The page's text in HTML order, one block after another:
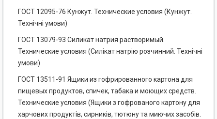
ГОСТ 12095-76 Кунжут. Технические условия (Кунжут.
Технічні умови)
ГОСТ 13079-93 Силикат натрия растворимый.
Технические условия (Силікат натрію розчинний. Технічні
умови)
ГОСТ 13511-91 Ящики из гофрированного картона для
пищевых продуктов, спичек, табака и моющих средств.
Технические условия (Ящики з гофрованого картону для
харчових продуктів, сирників, тютюну та миючих засобів.